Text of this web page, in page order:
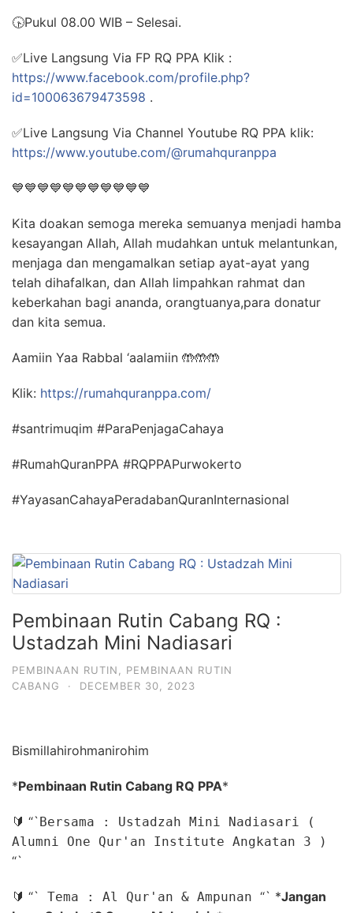
🕟Pukul 08.00 WIB – Selesai.
✅Live Langsung Via FP RQ PPA Klik :
https://www.facebook.com/profile.php?
id=100063679473598 .
✅Live Langsung Via Channel Youtube RQ PPA klik:
https://www.youtube.com/@rumahquranppa
💙💙💙💙💙💙💙💙💙💙💙
Kita doakan semoga mereka semuanya menjadi hamba
kesayangan Allah, Allah mudahkan untuk melantunkan,
menjaga dan mengamalkan setiap ayat-ayat yang
telah dihafalkan, dan Allah limpahkan rahmat dan
keberkahan bagi ananda, orangtuanya,para donatur
dan kita semua.
Aamiin Yaa Rabbal ‘aalamiin 🤲🤲🤲
Klik: https://rumahquranppa.com/
#santrimuqim #ParaPenjagaCahaya
#RumahQuranPPA #RQPPAPurwokerto
#YayasanCahayaPeradabanQuranInternasional
Pembinaan Rutin Cabang RQ :
Ustadzah Mini Nadiasari
PEMBINAAN RUTIN
PEMBINAAN RUTIN
CABANG
· DECEMBER 30, 2023
Bismillahirohmanirohim
*Pembinaan Rutin Cabang RQ PPA*
🔰 “`Bersama : Ustadzah Mini Nadiasari (
Alumni One Qur'an Institute Angkatan 3 )
“`
🔰 “` Tema : Al Qur'an & Ampunan “` *Jangan